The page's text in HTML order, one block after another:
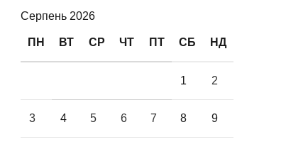
Серпень 2026
ПН ВТ СР ЧТ ПТ СБ НД
1 2
3 4 5 6 7 8 9